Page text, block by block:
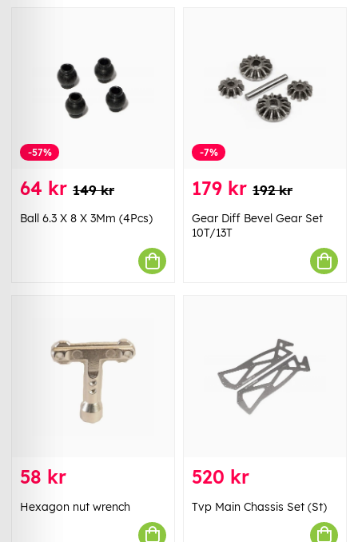
-57%
64 kr 149 kr
Ball 6.3 X 8 X 3Mm (4Pcs)
-7%
179 kr 192 kr
Gear Diff Bevel Gear Set
10T/13T
58 kr
Hexagon nut wrench
520 kr
Tvp Main Chassis Set (St)